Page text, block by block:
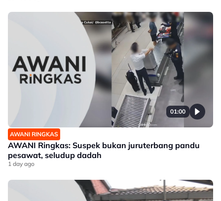
01:00
AWANI RINGKAS
AWANI Ringkas: Suspek bukan juruterbang pandu
pesawat, seludup dadah
1 day ago